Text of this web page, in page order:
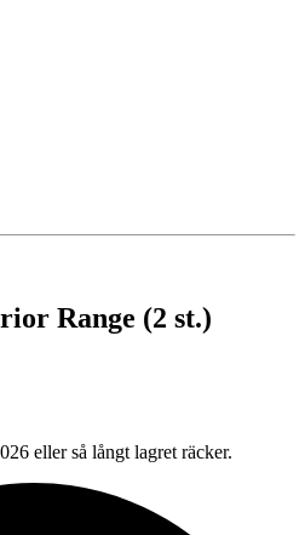
Range (2 st.)
eller så långt lagret räcker.